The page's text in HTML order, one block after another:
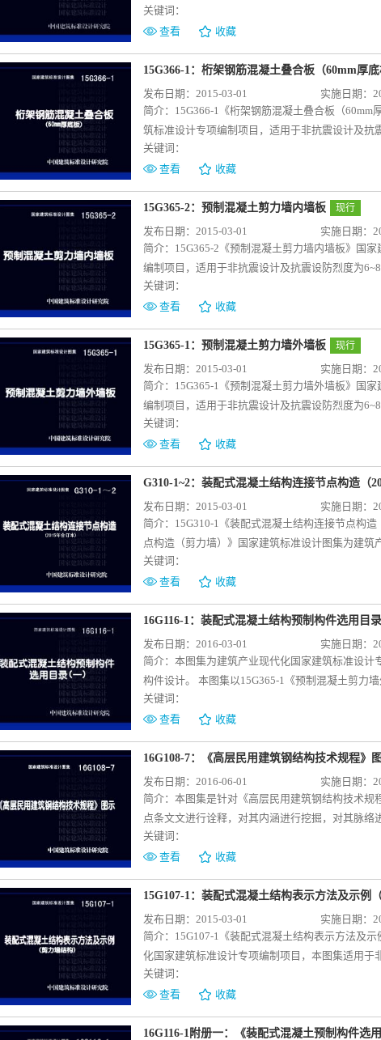
图集编制了剪力墙结构常用的预制钢筋混凝土板式
梯段板类型，双跑楼梯和剪刀梯层高均选取了
和2500mm，剪刀梯选取2500mm和2600mm；设
用。 本图集根据国家现行标准及实际工程经验编
建筑产业现代化发展的需要。可供设计直接选用或
位按设计文件及图集提供的连接构造施工。
关键词：
查看
收藏
15G366-1：桁架钢筋混凝土叠合板（60mm厚底
发布日期：2015-03-01 实施日期：
简介： 15G366-1《桁架钢筋混凝土叠合板（
筑标准设计专项编制项目，适用于非抗震设计及
构住宅建筑中桁架钢筋混凝土叠合板用底板。 图
筋混凝土底板，标志宽度类型包括1200mm、
板型的模板图、配筋图及材料表，并提供相应的
提供了常用尺寸构件的深化设计详图，符合当前国
用，生产单位根据设计文件及图集进行生产，施工
关键词：
查看
收藏
15G365-2：预制混凝土剪力墙内墙板 现行
发布日期：2015-03-01 实施日期：
简介： 15G365-2《预制混凝土剪力墙内墙板》国
编制项目，适用于非抗震设计及抗震设防烈度为
了层高为2800mm、2900mm、3000mm的剪力墙
中内墙、刀把内墙四种常用平面构件。图集中给出
供了配套使用的连接节点构造详图。 图集根据
深化设计详图，符合当前国家建筑产业现代化发展
文件及图集进行生产，施工单位按设计文件及图集
关键词：
查看
收藏
15G365-1：预制混凝土剪力墙外墙板 现行
发布日期：2015-03-01 实施日期：
简介： 15G365-1《预制混凝土剪力墙外墙板》国
编制项目，适用于非抗震设计及抗震设防烈度为
集主要编制了层高为2800mm、2900mm、
高窗台窗洞外墙、一个低窗台窗洞外墙、两个窗洞
构件的构件内叶板及外叶板的模板图、配筋图、
图集根据国家现行标准及实际工程经验编制，提供
代化发展的需要。可供设计直接选用或参考使用，
件及图集提供的连接构造施工。
关键词：
查看
收藏
G310-1~2：装配式混凝土结构连接节点构造（
发布日期：2015-03-01 实施日期：
简介： 15G310-1《装配式混凝土结构连接节点构
点构造（剪力墙）》国家建筑标准设计图集为建
设计及抗震设防烈度为6~8度地区抗震设计的装
JGJ 1-2014为主要依据进行编制。楼盖和楼梯分册
要求；包括预制构件连接基本构造要求、叠合板
分册重点给出了装配式混凝土剪力墙结构连接节点
求、不同形式墙板水平和竖向后浇连接区域构造
集规范了连接节点及构造做法，为装配式混凝土
或参考使用，施工单位按设计图纸及图集提供的连
关键词：
查看
收藏
16G116-1：装配式混凝土结构预制构件选用目录
发布日期：2016-03-01 实施日期：
简介： 本图集为建筑产业现代化国家建筑标准设计
构件设计。 本图集以15G365-1《预制混凝土剪力墙外墙板》、15G365-2《预制混凝土剪力墙内墙板》、
15G366-1 《桁架钢筋混凝土叠合板（60mm厚底板
1《预制钢筋混凝土阳台板、空调板及女儿墙》为
进行了扩展，涵盖简化选用、调整选用、补充设
是简化设计选用所需要翻阅的图纸量；二是针对构
例；三是针对第一批图集构件，设计可能需要的一
及到的生产、施工所用埋件，提供不同生产、施工
在第一批五本构件图集的基础上进行了简化、补充
调整选用方法、补充设计方法、不同生产及施工方
拓宽设计思路，了解到生产及施工的需求，进一步
关键词：
查看
收藏
16G108-7：《高层民用建筑钢结构技术规程》
发布日期：2016-06-01 实施日期：
简介： 本图集是针对《高层民用建筑钢结构技术规
点条文文进行诠释，对其内涵进行挖掘，对其脉
术规程》以图表的形式、深入的理解、多维的视角
结合了《钢结构设计规范》、《建筑抗震设计规范
建议。
关键词：
查看
收藏
15G107-1：装配式混凝土结构表示方法及示例
发布日期：2015-03-01 实施日期：
简介： 15G107-1《装配式混凝土结构表示方法及
化国家建筑标准设计专项编制项目，本图集适用
结构住宅施工图的设计，其他类型建筑可参考使
及示例两部分内容，其中，施工图表示方法包括基
土剪力墙内墙板、钢筋桁架混凝土叠合板、预制
墙等预制构件的表达形式，示例为一个完整的装配
关键词：
查看
收藏
16G116-1附册一：《装配式混凝土预制构件选